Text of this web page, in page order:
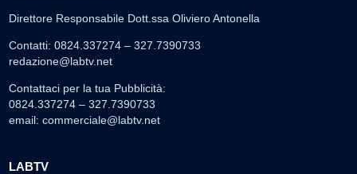
Direttore Responsabile Dott.ssa Oliviero Antonella
Contatti: 0824.337274 – 327.7390733
redazione@labtv.net
Contattaci per la tua Pubblicità:
0824.337274 – 327.7390733
email: commerciale@labtv.net
LABTV